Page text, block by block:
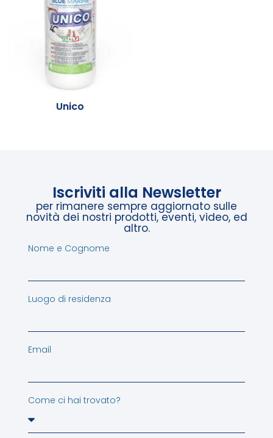
Unico
Iscriviti alla Newsletter
per rimanere sempre aggiornato sulle
novità dei nostri prodotti, eventi, video, ed
altro.
Nome e Cognome
Luogo di residenza
Email
Come ci hai trovato?